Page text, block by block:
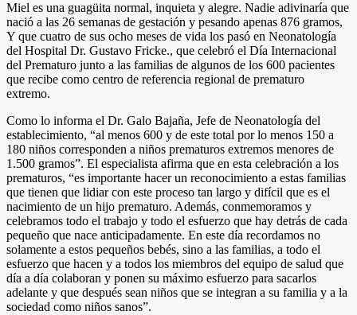
Miel es una guagüita normal, inquieta y alegre. Nadie adivinaría que
nació a las 26 semanas de gestación y pesando apenas 876 gramos,
Y que cuatro de sus ocho meses de vida los pasó en Neonatología
del Hospital Dr. Gustavo Fricke., que celebró el Día Internacional
del Prematuro junto a las familias de algunos de los 600 pacientes
que recibe como centro de referencia regional de prematuro
extremo.
Como lo informa el Dr. Galo Bajaña, Jefe de Neonatología del
establecimiento, “al menos 600 y de este total por lo menos 150 a
180 niños corresponden a niños prematuros extremos menores de
1.500 gramos”. El especialista afirma que en esta celebración a los
prematuros, “es importante hacer un reconocimiento a estas familias
que tienen que lidiar con este proceso tan largo y difícil que es el
nacimiento de un hijo prematuro. Además, conmemoramos y
celebramos todo el trabajo y todo el esfuerzo que hay detrás de cada
pequeño que nace anticipadamente. En este día recordamos no
solamente a estos pequeños bebés, sino a las familias, a todo el
esfuerzo que hacen y a todos los miembros del equipo de salud que
día a día colaboran y ponen su máximo esfuerzo para sacarlos
adelante y que después sean niños que se integran a su familia y a la
sociedad como niños sanos”.